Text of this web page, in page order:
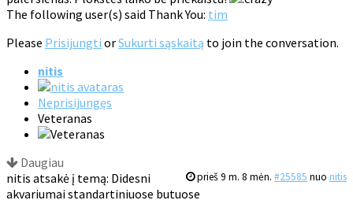
The following user(s) said Thank You: tim
Please Prisijungti orSukurti sąskaitą to join the conversation.
nitis
Neprisijungęs
Veteranas
Daugiau
prieš 9 m. 8 mėn. #25585 nuo nitis
nitis atsakė į temą: Didesni
akvariumai standartiniuose butuose